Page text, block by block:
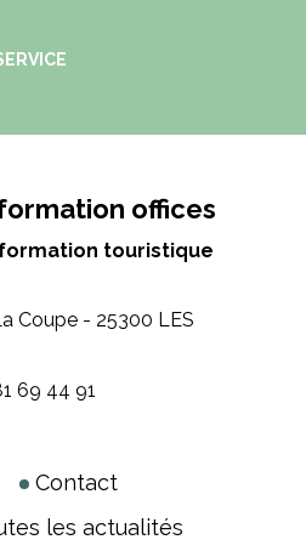
offices
touristique
Coupe - 25300 LES
69 44 91
Contact
les actualités